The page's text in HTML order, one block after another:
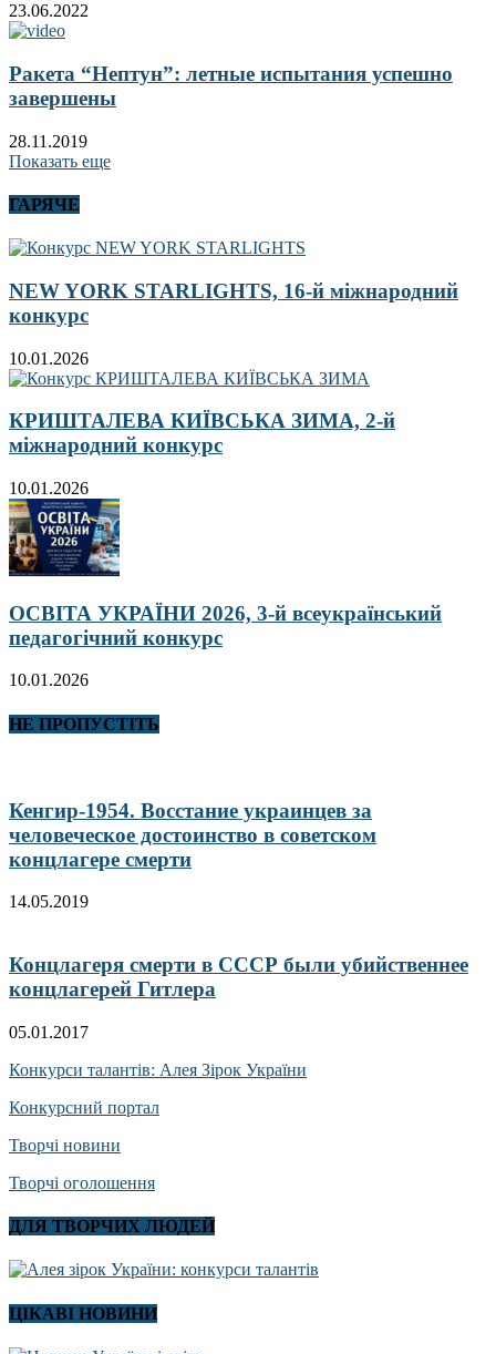
23.06.2022
Ракета “Нептун”: летные испытания успешно
завершены
28.11.2019
Показать еще
ГАРЯЧЕ
NEW YORK STARLIGHTS, 16-й міжнародний
конкурс
10.01.2026
КРИШТАЛЕВА КИЇВСЬКА ЗИМА, 2-й
міжнародний конкурс
10.01.2026
ОСВІТА УКРАЇНИ 2026, 3-й всеукраїнський
педагогічний конкурс
10.01.2026
НЕ ПРОПУСТІТЬ
Кенгир-1954. Восстание украинцев за
человеческое достоинство в советском
концлагере смерти
14.05.2019
Концлагеря смерти в СССР были убийственнее
концлагерей Гитлера
05.01.2017
Конкурси талантів: Алея Зірок України
Конкурсний портал
Творчі новини
Творчі оголошення
ДЛЯ ТВОРЧИХ ЛЮДЕЙ
ЦІКАВІ НОВИНИ